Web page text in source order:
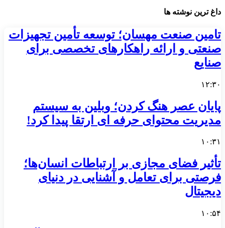
داغ ترین نوشته ها
تامین صنعت مهسان؛ توسعه تأمین تجهیزات
صنعتی و ارائه راهکارهای تخصصی برای
صنایع
۱۲:۳۰
پایان عصر هنگ کردن؛ وبلین به سیستم
مدیریت محتوای حرفه ای ارتقا پیدا کرد!
۱۰:۳۱
تأثیر فضای مجازی بر ارتباطات انسان‌ها؛
فرصتی برای تعامل و آشنایی در دنیای
دیجیتال
۱۰:۵۴